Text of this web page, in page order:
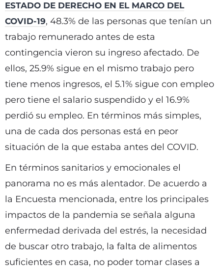
ESTADO DE DERECHO EN EL MARCO DEL
COVID-19, 48.3% de las personas que tenían un
trabajo remunerado antes de esta
contingencia vieron su ingreso afectado. De
ellos, 25.9% sigue en el mismo trabajo pero
tiene menos ingresos, el 5.1% sigue con empleo
pero tiene el salario suspendido y el 16.9%
perdió su empleo. En términos más simples,
una de cada dos personas está en peor
situación de la que estaba antes del COVID.
En términos sanitarios y emocionales el
panorama no es más alentador. De acuerdo a
la Encuesta mencionada, entre los principales
impactos de la pandemia se señala alguna
enfermedad derivada del estrés, la necesidad
de buscar otro trabajo, la falta de alimentos
suficientes en casa, no poder tomar clases a